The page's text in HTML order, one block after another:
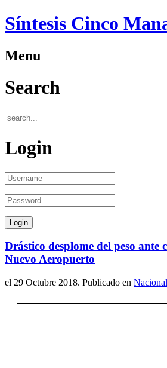
Síntesis Cinco
Menu
Search
Login
Drástico desplome del peso ante
Nuevo Aeropuerto
el 29 Octubre 2018. Publicado en Nacional